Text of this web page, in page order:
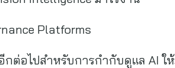
Platforms
กต่อไปสำหรับการกำกับดูแล AI ใ